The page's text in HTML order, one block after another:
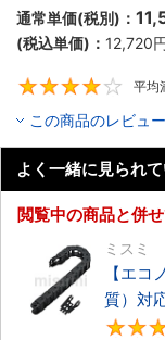
通常単価(税別)：
(税込単価)： 12,720
平均
この商品のレビュ
よく一緒に見られ
閲覧中の商品と併
ミスミ
【エ
質）対
ナップ